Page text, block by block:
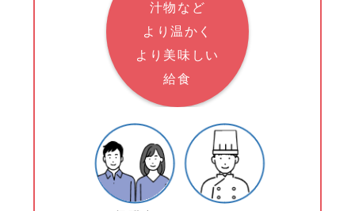
汁物など
より温かく
より美味しい
給食